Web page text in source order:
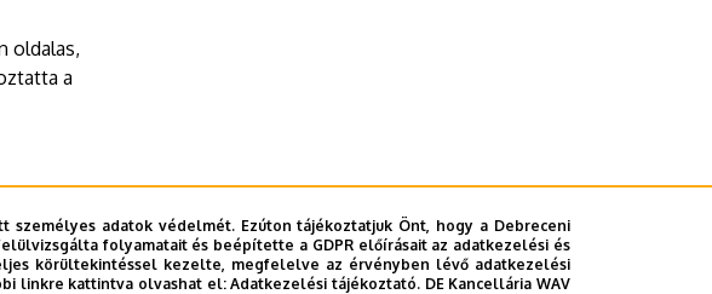
oldalas,
a
adatok védelmét. Ezúton tájékoztatjuk Önt, hogy a Debreceni
folyamatait és beépítette a GDPR előírásait az adatkezelési és
körültekintéssel kezelte, megfelelve az érvényben lévő adatkezelési
linkre kattintva olvashat el:Adatkezelési tájékoztató. DE Kancellária WAV